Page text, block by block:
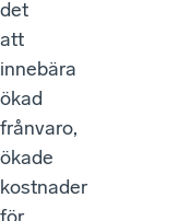
det
att
innebära
ökad
frånvaro,
ökade
kostnader